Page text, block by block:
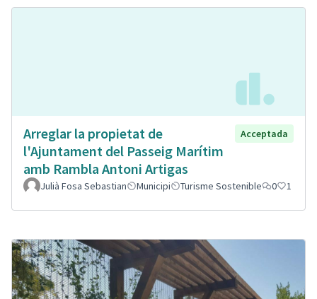
Arreglar la propietat de
l'Ajuntament del Passeig Marítim
amb Rambla Antoni Artigas
Acceptada
Julià Fosa Sebastian Municipi Turisme Sostenible 0 1